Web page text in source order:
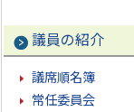
議員の紹介
議席順名簿
常任委員会